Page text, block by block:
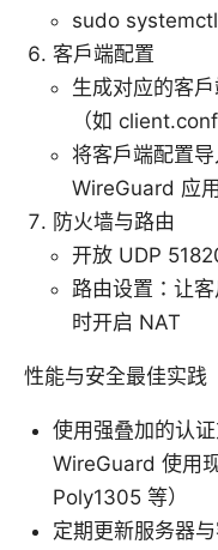
sudo
客户端配置
生成对应的客
（如
将客户端配置
WireGuard 应
防火墙与路由
开放 UDP
路由设置：让
时开启 NAT
性能与安全最佳实践
使用强叠加的认
WireGuard 使用
Poly1305 等）
定期更新服务器